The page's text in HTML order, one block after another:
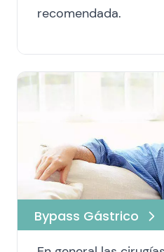
recomendada.
Bypass Gástrico